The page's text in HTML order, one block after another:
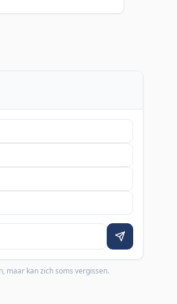
maar kan zich soms vergissen.